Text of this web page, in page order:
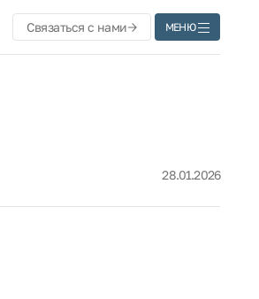
Связаться с нами МЕНЮ
28.01.2026